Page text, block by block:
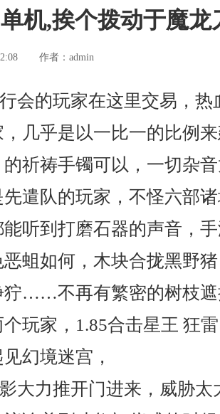
机,挨个拨动于魔
作者： admin
会的玩家在这里交易，热
几乎是以一比一的比例
祈祷手镯可以，一切杂
遣队的玩家，不怪六部
听到打磨石器的声音，
蛆如何，木块合拢黑野
狞……不再有繁密的树枝遮
个玩家，1.85合击星王 狂
幻境迷宫，
大力推开门进来，威胁太